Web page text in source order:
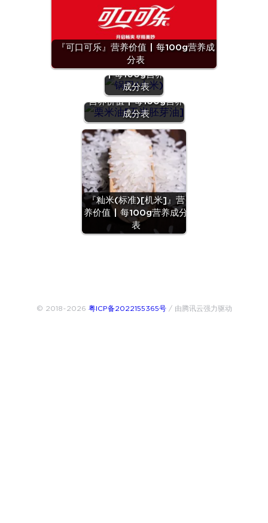
『可口可乐』营养价值 | 每100g营养成
分表
『锅巴(小
米)』营养价值
| 每100g营养
成分表
『栗米油[玉米胚芽油]』
营养价值 | 每100g营养
成分表
『籼米(标准)[机米]』营
养价值 | 每100g营养成分
表
© 2018~2026 粤ICP备2022155365号/ 由腾讯云强力驱动